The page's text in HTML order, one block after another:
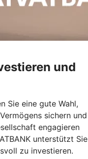
und
Sie eine gute Wahl,
sichern und
engagieren
unterstützt Sie
zu investieren.